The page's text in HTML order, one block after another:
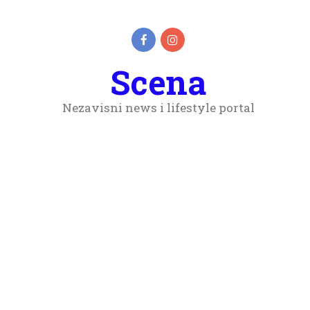
Scena
Nezavisni news i lifestyle portal